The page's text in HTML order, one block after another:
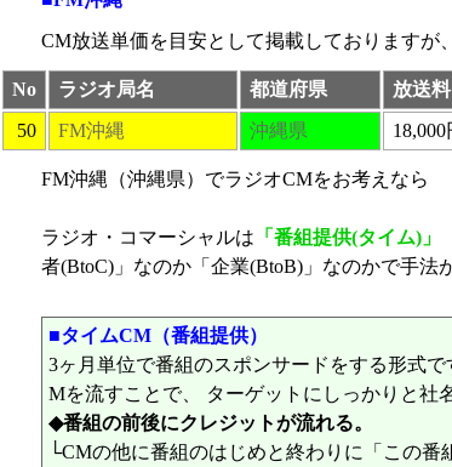
CM放送単価を目安として掲載しておりますが
No ラジオ局名 都道府県
放送
50
FM沖縄 沖縄県 18,000
FM沖縄（沖縄県）でラジオCMをお考えなら
ラジオ・コマーシャルは 「番組提供(タイム)」
者(BtoC)」なのか「企業(BtoB)」なのかで手法
■タイムCM（番組提供）
3ヶ月単位で番組のスポンサードをする形式
Mを流すことで、 ターゲットにしっかりと社
◆番組の前後にクレジットが流れる。
└CMの他に番組のはじめと終わりに「この